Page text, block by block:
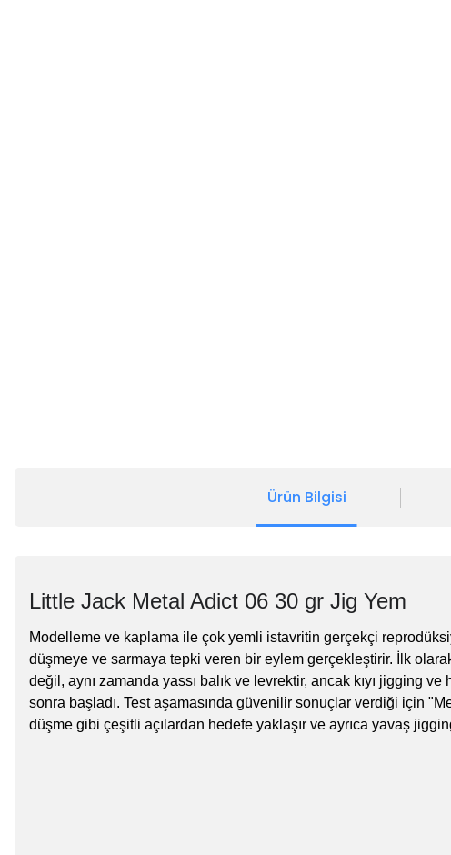
Ürün Bilgisi
Little Jack Metal Adict 06 30 gr Jig Yem
Modelleme ve kaplama ile çok yemli istavritin gerçekçi
düşmeye ve sarmaya tepki veren bir eylem gerçekleştirir. İlk
değil, aynı zamanda yassı balık ve levrektir, ancak kıyı jigging
sonra başladı. Test aşamasında güvenilir sonuçlar verdiği için
düşme gibi çeşitli açılardan hedefe yaklaşır ve ayrıca yavaş